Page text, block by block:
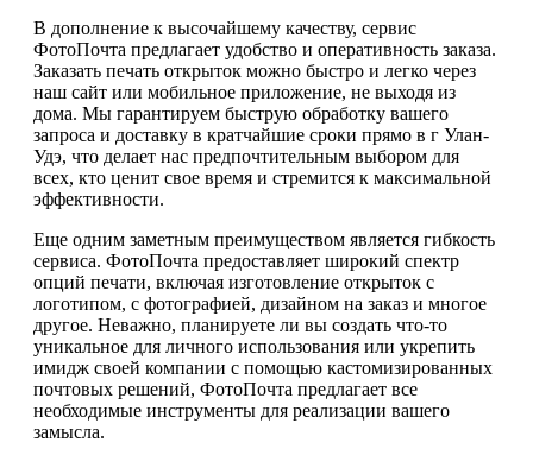
В дополнение к высочайшему качеству, сервис
ФотоПочта предлагает удобство и оперативность заказа.
Заказать печать открыток можно быстро и легко через
наш сайт или мобильное приложение, не выходя из
дома. Мы гарантируем быструю обработку вашего
запроса и доставку в кратчайшие сроки прямо в г Улан-
Удэ, что делает нас предпочтительным выбором для
всех, кто ценит свое время и стремится к максимальной
эффективности.
Еще одним заметным преимуществом является гибкость
сервиса. ФотоПочта предоставляет широкий спектр
опций печати, включая изготовление открыток с
логотипом, с фотографией, дизайном на заказ и многое
другое. Неважно, планируете ли вы создать что-то
уникальное для личного использования или укрепить
имидж своей компании с помощью кастомизированных
почтовых решений, ФотоПочта предлагает все
необходимые инструменты для реализации вашего
замысла.